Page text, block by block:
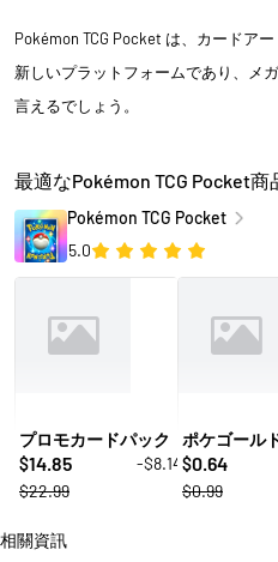
Pokémon TCG Pocket は、カードア
新しいプラットフォームであり、メ
言えるでしょう。
最適なPokémon TCG Pocket商
Pokémon TCG Pocket
5.0
プロモカードパック
$14.85
-$8.14
$22.99
ポケゴール
$0.64
$0.99
相關資訊